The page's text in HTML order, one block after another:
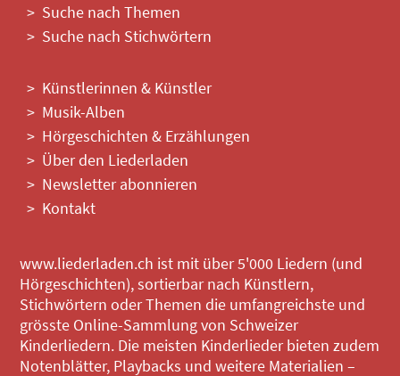
Suche nach Themen
Suche nach Stichwörtern
Künstlerinnen & Künstler
Musik-Alben
Hörgeschichten & Erzählungen
Über den Liederladen
Newsletter abonnieren
Kontakt
www.liederladen.ch ist mit über 5'000 Liedern (und
Hörgeschichten), sortierbar nach Künstlern,
Stichwörtern oder Themen die umfangreichste und
grösste Online-Sammlung von Schweizer
Kinderliedern. Die meisten Kinderlieder bieten zudem
Notenblätter, Playbacks und weitere Materialien –